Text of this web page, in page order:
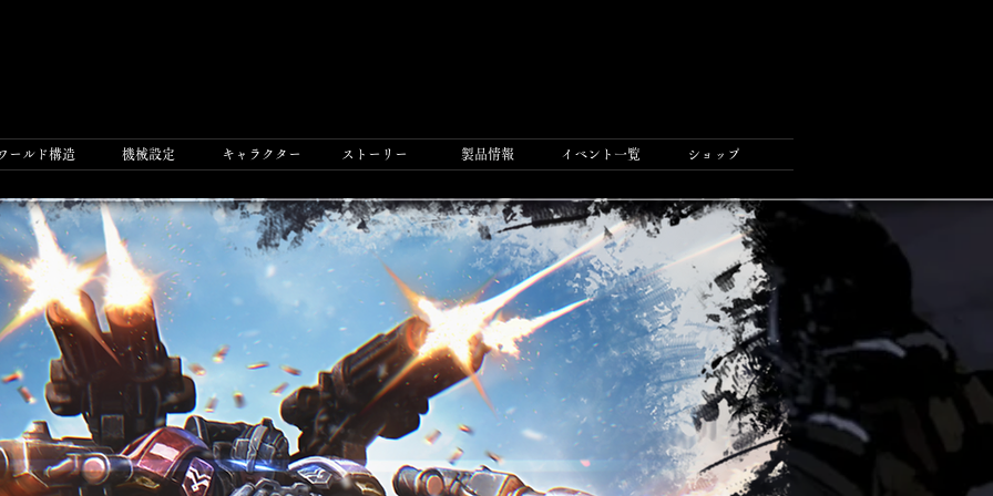
ールド構造 機械設定 ​キャラクター ストーリー 製品情報 イベント一覧 ショップ